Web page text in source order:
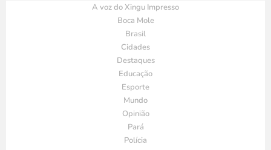
A voz do Xingu Impresso
Boca Mole
Brasil
Cidades
Destaques
Educação
Esporte
Mundo
Opinião
Pará
Polícia